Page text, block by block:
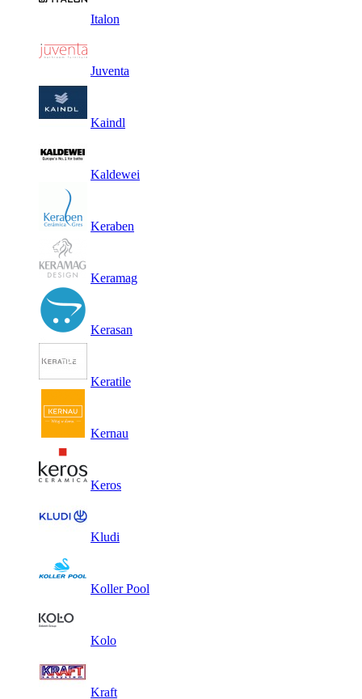
Italon
Juventa
Kaindl
Kaldewei
Keraben
Keramag
Kerasan
Keratile
Kernau
Keros
Kludi
Koller Pool
Kolo
Kraft